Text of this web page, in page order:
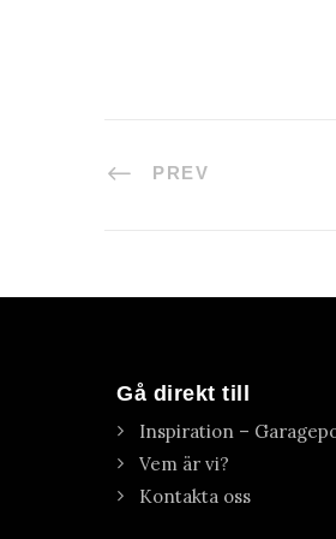
PREV
Gå direkt till
Inspiration –
Vem är vi?
Kontakta oss